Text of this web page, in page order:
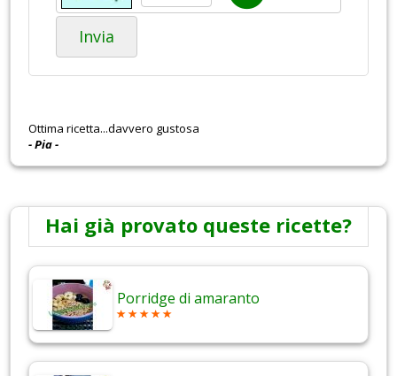
Invia
Ottima ricetta...davvero gustosa
- Pia -
Hai già provato queste ricette?
Porridge di amaranto